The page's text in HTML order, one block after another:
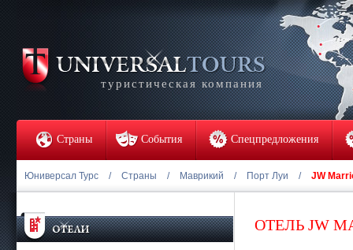
туристическая компания
Страны События Спецпредложения
Юниверсал Турс / Страны / Маврикий / Порт Луи / JW
ОТЕЛЬ JW